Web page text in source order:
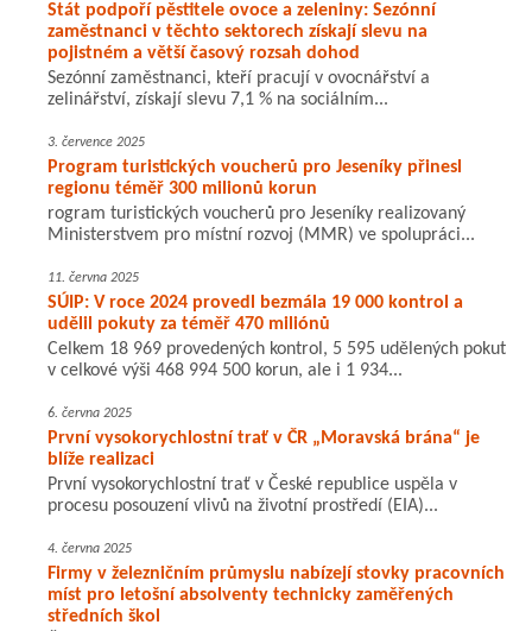
Stát podpoří pěstitele ovoce a zeleniny: Sezónní
zaměstnanci v těchto sektorech získají slevu na
pojistném a větší časový rozsah dohod
Sezónní zaměstnanci, kteří pracují v ovocnářství a
zelinářství, získají slevu 7,1 % na sociálním...
3. července 2025
Program turistických voucherů pro Jeseníky přinesl
regionu téměř 300 milionů korun
rogram turistických voucherů pro Jeseníky realizovaný
Ministerstvem pro místní rozvoj (MMR) ve spolupráci...
11. června 2025
SÚIP: V roce 2024 provedl bezmála 19 000 kontrol a
udělil pokuty za téměř 470 miliónů
Celkem 18 969 provedených kontrol, 5 595 udělených pokut
v celkové výši 468 994 500 korun, ale i 1 934...
6. června 2025
První vysokorychlostní trať v ČR „Moravská brána“ je
blíže realizaci
První vysokorychlostní trať v České republice uspěla v
procesu posouzení vlivů na životní prostředí (EIA)...
4. června 2025
Firmy v železničním průmyslu nabízejí stovky pracovních
míst pro letošní absolventy technicky zaměřených
středních škol